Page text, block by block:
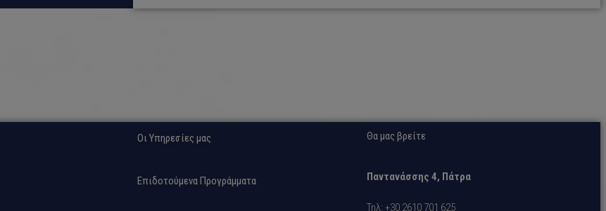
Οι Υπηρεσίες μας
Επιδοτούμενα Προγράμματα
Θα μας βρείτε
Παντανάσσης 4, Πάτρα
Τηλ: +30 2610 701 625